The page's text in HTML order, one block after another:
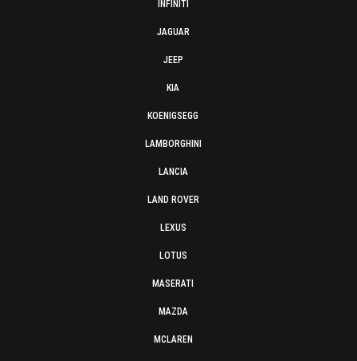
INFINITI
JAGUAR
JEEP
KIA
KOENIGSEGG
LAMBORGHINI
LANCIA
LAND ROVER
LEXUS
LOTUS
MASERATI
MAZDA
MCLAREN